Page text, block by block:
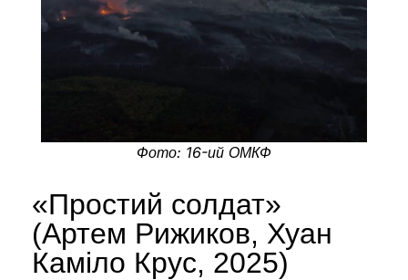
Фото: 16-ий ОМКФ
«Простий солдат»
(Артем Рижиков, Хуан
Каміло Крус, 2025)